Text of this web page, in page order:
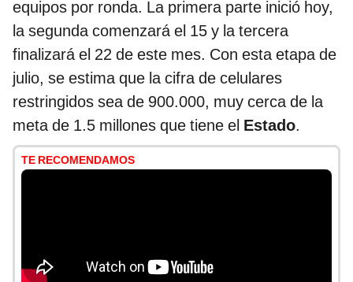
equipos por ronda. La primera parte inició hoy,
la segunda comenzará el 15 y la tercera
finalizará el 22 de este mes. Con esta etapa de
julio, se estima que la cifra de celulares
restringidos sea de 900.000, muy cerca de la
meta de 1.5 millones que tiene el Estado.
TE RECOMENDAMOS